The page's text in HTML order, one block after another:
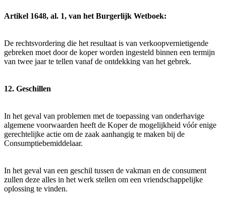
Artikel 1648, al. 1, van het Burgerlijk Wetboek:
De rechtsvordering die het resultaat is van verkoopvernietigende
gebreken moet door de koper worden ingesteld binnen een termijn
van twee jaar te tellen vanaf de ontdekking van het gebrek.
12. Geschillen
In het geval van problemen met de toepassing van onderhavige
algemene voorwaarden heeft de Koper de mogelijkheid vóór enige
gerechtelijke actie om de zaak aanhangig te maken bij de
Consumptiebemiddelaar.
In het geval van een geschil tussen de vakman en de consument
zullen deze alles in het werk stellen om een vriendschappelijke
oplossing te vinden.